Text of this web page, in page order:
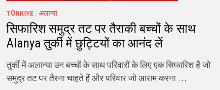
TÜRKIYE/ अलान्या
सिफारिश समुद्र तट पर तैराकी बच्चों के साथ
Alanya तुर्की में छुट्टियों का आनंद लें
तुर्की में अलान्या उन बच्चों के साथ परिवारों के लिए एक सिफारिश है जो
समुद्र तट पर तैरना चाहते हैं और परिवार जो आराम करना …